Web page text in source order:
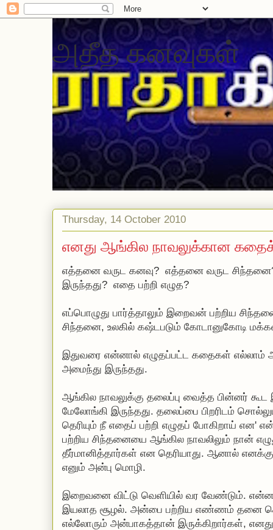
அதீத கனவுகள்
Thursday, 14 October 2010
எனது ஆங்கில நாவலுக்கான
எத்தனை வருட கனவு? எத்தனை வருட சிந்தனை?
இருந்தது? எதை பற்றி எழுத?
எப்பொழுது பார்த்தாலும் இறைவன் பற்றிய
சிந்தனை, உலகில் கஷ்டபடும் கோடானுகோடி
இதுவரை என்னால் எழுதப்பட்ட கதைகள் எல்லாம்
அமைந்து இருந்தது.
ஆங்கில நாவலுக்கு தலைப்பு வைத்த பின்னர்
மேலோங்கி இருந்தது. தலைப்பை பிறரிடம்
தெரியும் நீ எதைப் பற்றி எழுதப் போகிறாய்
பற்றிய சிந்தனையை ஆங்கில நாவலிலும் நான்
தீர்மானித்தார்கள் என தெரியாது. ஆனால்
எனும் அன்பு மொழி.
இறைவனை விட்டு வெளியில் வர வேண்டும்.
இயலாத சூழல். அன்பை பற்றிய எண்ணம் தனை
எல்லோரும் அன்பாகத்தான் இருக்கிறார்கள்,